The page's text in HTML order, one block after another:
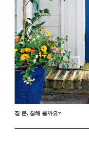
집 문, 칠해 볼까요?